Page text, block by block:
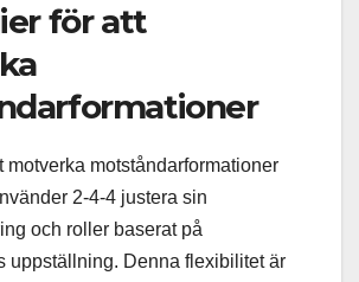
för att
motverka motståndarformationer
2-4-4 justera sin
och roller baserat på
uppställning. Denna flexibilitet är